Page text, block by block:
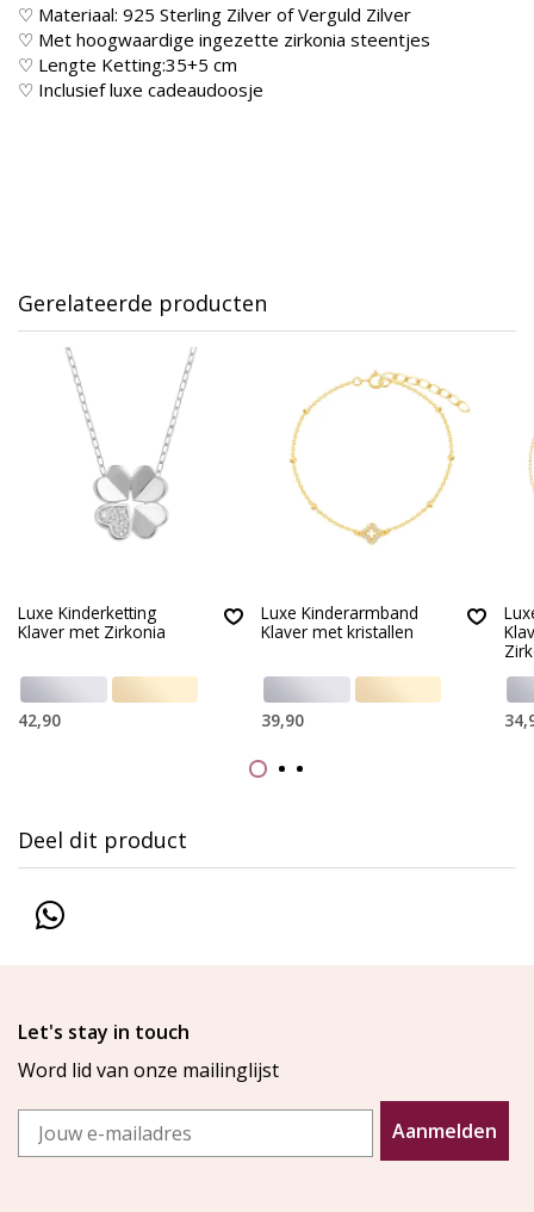
♡ Materiaal: 925 Sterling Zilver of Verguld Zilver
♡ Met hoogwaardige ingezette zirkonia steentjes
♡ Lengte Ketting:35+5 cm
♡ Inclusief luxe cadeaudoosje
Gerelateerde producten
Luxe Kinderketting
Klaver met Zirkonia
42,90
Luxe Kinderarmband
Klaver met kristallen
39,90
Deel dit product
Let's stay in touch
Word lid van onze mailinglijst
Email
Aanmelden